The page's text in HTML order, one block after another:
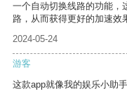
一个自动切换线路的功能，
路，从而获得更好的加速效
2024-05-24
游客
这款app就像我的娱乐小助